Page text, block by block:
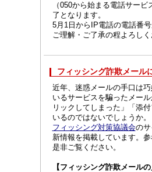
（050から始まる電話サー
了となります。
5月1日からIP電話の電話番
ご理解・ご了承の程よろし
フィッシング詐欺メール
近年、迷惑メールの手口は
いるサービスを騙ったメー
リックしてしまった」「添
いるのではないでしょうか。
フィッシング対策協議会の
新情報を掲載しています。
是非ご覧ください。
【フィッシング詐欺メール